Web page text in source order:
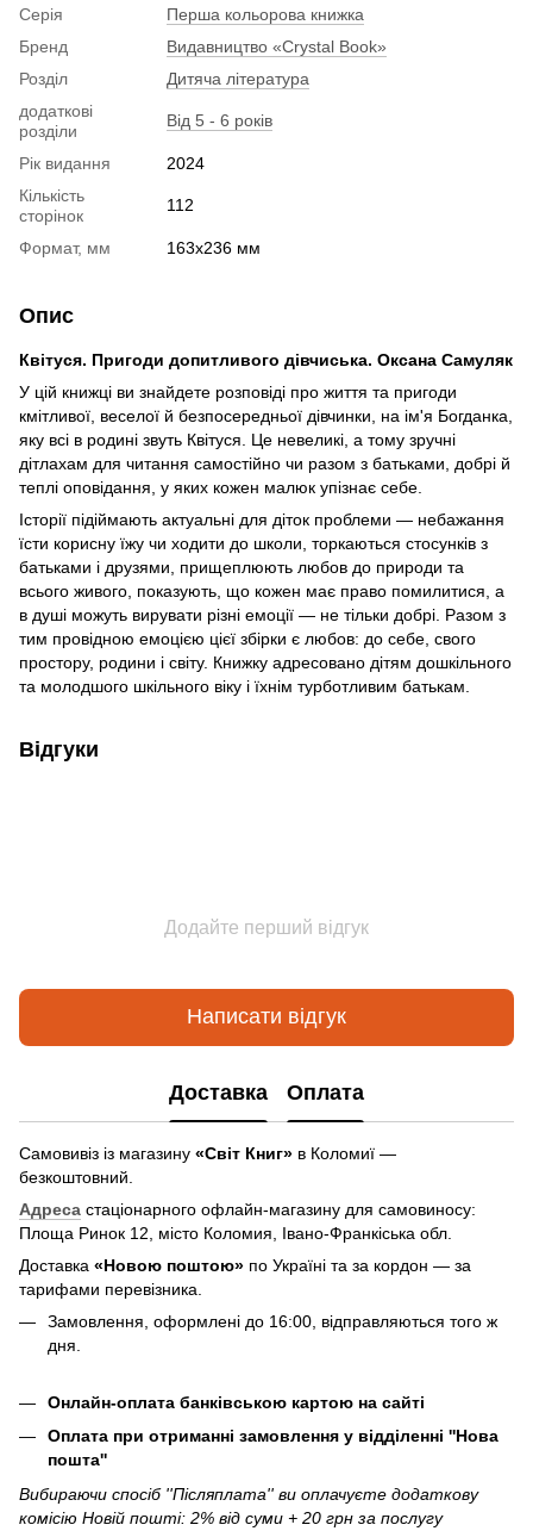
Серія
Перша кольорова книжка
Бренд
Видавництво «Crystal Book»
Розділ
Дитяча література
додаткові
розділи
Від 5 - 6 років
Рік видання
2024
Кількість
сторінок
112
Формат, мм 163х236 мм
Опис
Квітуся. Пригоди допитливого дівчиська. Оксана Самуляк
У цій книжці ви знайдете розповіді про життя та пригоди
кмітливої, веселої й безпосередньої дівчинки, на ім'я Богданка,
яку всі в родині звуть Квітуся. Це невеликі, а тому зручні
дітлахам для читання самостійно чи разом з батьками, добрі й
теплі оповідання, у яких кожен малюк упізнає себе.
Історії підіймають актуальні для діток проблеми — небажання
їсти корисну їжу чи ходити до школи, торкаються стосунків з
батьками і друзями, прищеплюють любов до природи та
всього живого, показують, що кожен має право помилитися, а
в душі можуть вирувати різні емоції — не тільки добрі. Разом з
тим провідною емоцією цієї збірки є любов: до себе, свого
простору, родини і світу. Книжку адресовано дітям дошкільного
та молодшого шкільного віку і їхнім турботливим батькам.
Відгуки
Додайте перший відгук
Написати відгук
Доставка Оплата
Самовивіз із магазину «Світ Книг» в Коломиї —
безкоштовний.
Адреса стаціонарного офлайн-магазину для самовиносу:
Площа Ринок 12, місто Коломия, Івано-Франкіська обл.
Доставка «Новою поштою» по Україні та за кордон — за
тарифами перевізника.
Замовлення, оформлені до 16:00, відправляються того ж
дня.
Онлайн-оплата банківською картою на сайті
Оплата при отриманні замовлення у відділенні ''Нова
пошта''
Вибираючи спосіб ''Післяплата'' ви оплачуєте додаткову
комісію Новій пошті: 2% від суми + 20 грн за послугу